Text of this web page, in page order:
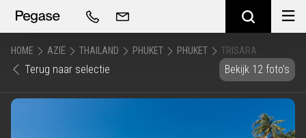
HOME AZIË THAILAND PHUKET PHUKET TRISARA
Terug naar selectie Bekijk 12 foto's